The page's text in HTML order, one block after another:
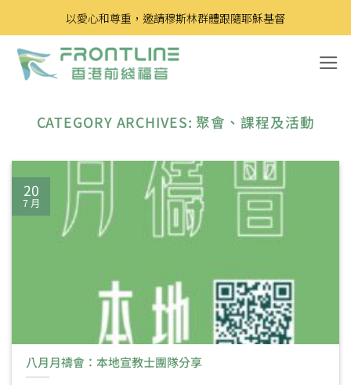
to
content
以愛心和尊重，邀請穆斯林群體跟隨耶穌基督
CATEGORY ARCHIVES:聚會、課程及活動
八月月禱會：本地宣教士團隊分享
20
7 月